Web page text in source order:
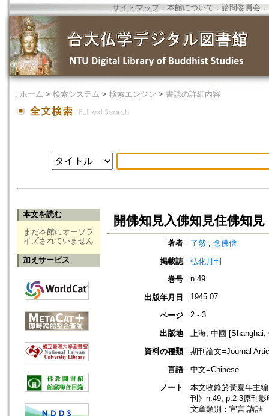
サイトマップ．本館について ． 諮問委員会 ．
． ホーム > 検索システム > 検索エンジン > 書誌の詳細内容
本文を読む
まだ本館にオーソラ
イズされていません
加えサービス
開佛知見入佛知見住佛知見
著者 了然 ; 念佛僧
掲載誌
弘化月刊
巻号
n.49
出版年月日 1945.07
ページ 2 - 3
出版地
上海, 中國 [Shanghai,
資料の種類
期刊論文=Journal
言語
中文=Chinese
ノート
本文收錄於黃夏年主
刊》n.49, p.2-3原刊影
文章類別：宣言,講話